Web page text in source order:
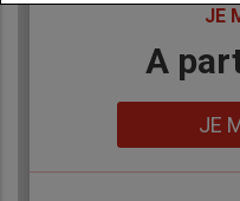
JE
A
JE